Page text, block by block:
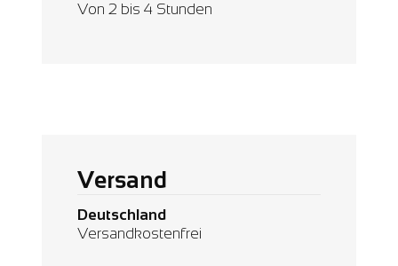
Von 2 bis 4 Stunden
Versand
Deutschland
Versandkostenfrei